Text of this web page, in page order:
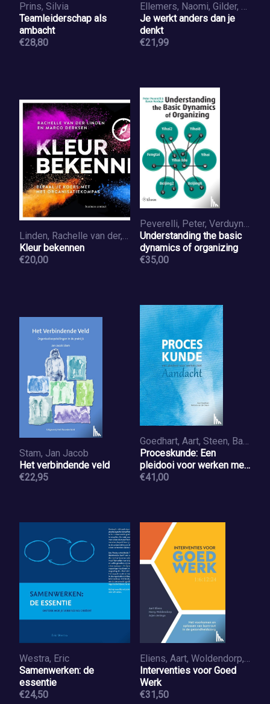
Prins, Silvia
Teamleiderschap als
ambacht
€28,80
Ellemers, Naomi, Gilder, Dick de
Je werkt anders dan je
denkt
€21,99
Linden, Rachelle van der, Derksen, Marco
Kleur bekennen
€20,00
Peverelli, Peter, Verduyn, Karen
Understanding the basic
dynamics of organizing
€35,00
Stam, Jan Jacob
Het verbindende veld
€22,95
Goedhart, Aart, Steen, Barbara van der
Proceskunde: Een
pleidooi voor werken met
aandacht
€41,00
Westra, Eric
Samenwerken: de
essentie
€24,50
Eliens, Aart, Woldendorp, Harry, Jeninga, Arjen
Interventies voor Goed
Werk
€31,50